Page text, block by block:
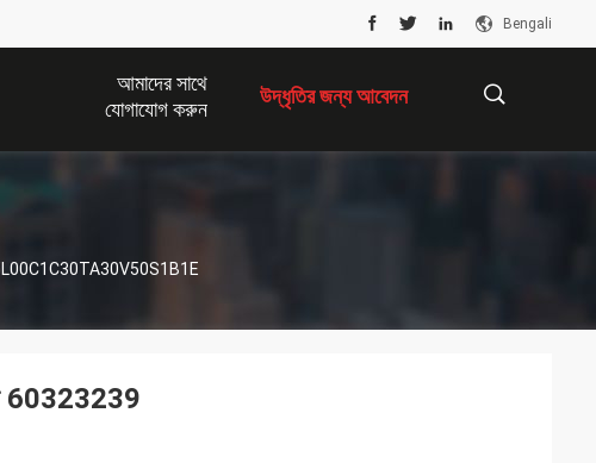
Bengali
আমাদের সাথে
যোগাযোগ করুন
উদ্ধৃতির জন্য আবেদন
60323239